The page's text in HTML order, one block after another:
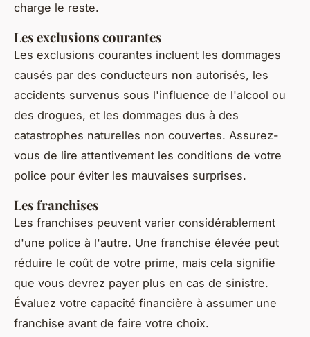
charge le reste.
Les exclusions courantes
Les exclusions courantes incluent les dommages
causés par des conducteurs non autorisés, les
accidents survenus sous l'influence de l'alcool ou
des drogues, et les dommages dus à des
catastrophes naturelles non couvertes. Assurez-
vous de lire attentivement les conditions de votre
police pour éviter les mauvaises surprises.
Les franchises
Les franchises peuvent varier considérablement
d'une police à l'autre. Une franchise élevée peut
réduire le coût de votre prime, mais cela signifie
que vous devrez payer plus en cas de sinistre.
Évaluez votre capacité financière à assumer une
franchise avant de faire votre choix.